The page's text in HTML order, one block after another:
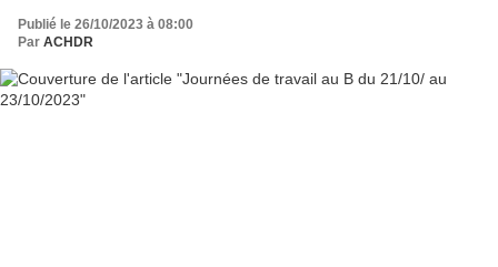
Publié le 26/10/2023 à 08:00
Par ACHDR